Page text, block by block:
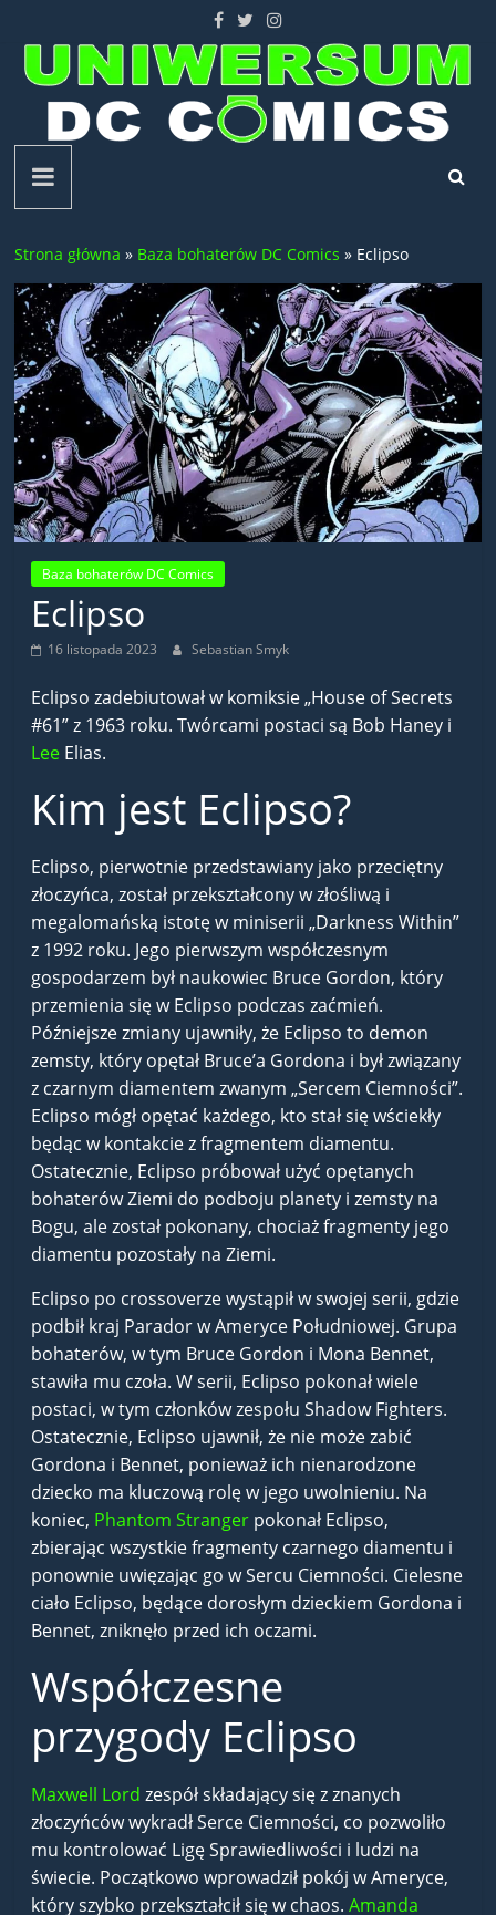
content
Uniwersum
DC
Comics
Strona główna » Baza bohaterów DC Comics » Eclipso
Baza bohaterów DC Comics
Eclipso
16 listopada 2023 Sebastian Smyk
Eclipso zadebiutował w komiksie „House of Secrets
#61” z 1963 roku. Twórcami postaci są Bob Haney i
Lee Elias.
Kim jest Eclipso?
Eclipso, pierwotnie przedstawiany jako przeciętny
złoczyńca, został przekształcony w złośliwą i
megalomańską istotę w miniserii „Darkness Within”
z 1992 roku. Jego pierwszym współczesnym
gospodarzem był naukowiec Bruce Gordon, który
przemienia się w Eclipso podczas zaćmień.
Późniejsze zmiany ujawniły, że Eclipso to demon
zemsty, który opętał Bruce’a Gordona i był związany
z czarnym diamentem zwanym „Sercem Ciemności”.
Eclipso mógł opętać każdego, kto stał się wściekły
będąc w kontakcie z fragmentem diamentu.
Ostatecznie, Eclipso próbował użyć opętanych
bohaterów Ziemi do podboju planety i zemsty na
Bogu, ale został pokonany, chociaż fragmenty jego
diamentu pozostały na Ziemi.
Eclipso po crossoverze wystąpił w swojej serii, gdzie
podbił kraj Parador w Ameryce Południowej. Grupa
bohaterów, w tym Bruce Gordon i Mona Bennet,
stawiła mu czoła. W serii, Eclipso pokonał wiele
postaci, w tym członków zespołu Shadow Fighters.
Ostatecznie, Eclipso ujawnił, że nie może zabić
Gordona i Bennet, ponieważ ich nienarodzone
dziecko ma kluczową rolę w jego uwolnieniu. Na
koniec, Phantom Stranger pokonał Eclipso,
zbierając wszystkie fragmenty czarnego diamentu i
ponownie uwięzając go w Sercu Ciemności. Cielesne
ciało Eclipso, będące dorosłym dzieckiem Gordona i
Bennet, zniknęło przed ich oczami.
Współczesne
przygody Eclipso
Maxwell Lord zespół składający się z znanych
złoczyńców wykradł Serce Ciemności, co pozwoliło
mu kontrolować Ligę Sprawiedliwości i ludzi na
świecie. Początkowo wprowadził pokój w Ameryce,
który szybko przekształcił się w chaos.Amanda